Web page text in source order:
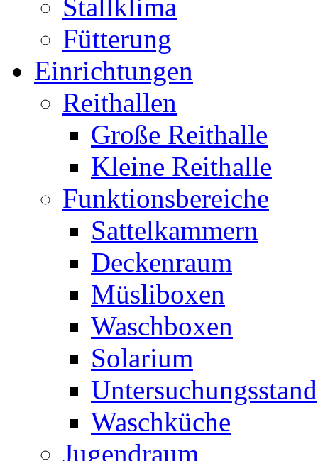
Stallklima
Fütterung
Einrichtungen
Reithallen
Große Reithalle
Kleine Reithalle
Funktionsbereiche
Sattelkammern
Deckenraum
Müsliboxen
Waschboxen
Solarium
Untersuchungsstand
Waschküche
Jugendraum